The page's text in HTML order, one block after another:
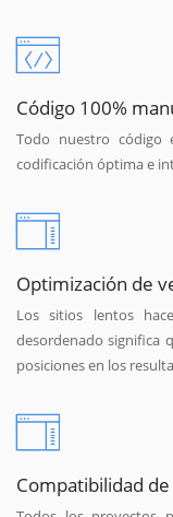
Código 100%
Todo nuestro código
codificación óptima e
Optimización de
Los sitios lentos
desordenado significa
posiciones en los
Compatibilidad